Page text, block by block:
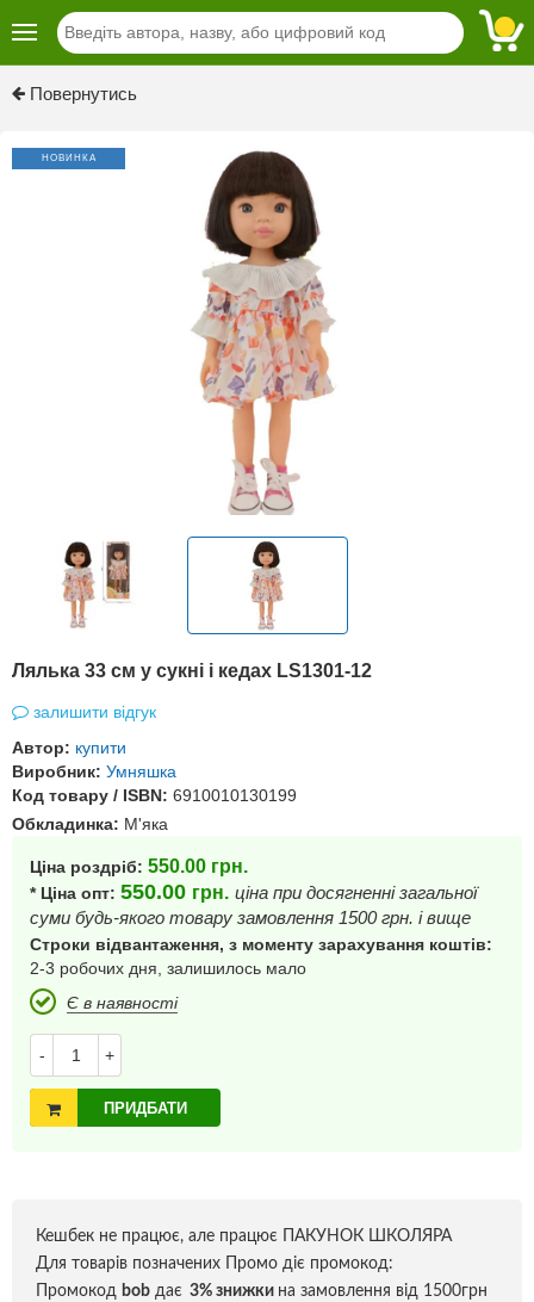
Повернутись
НОВИНКА
Лялька 33 см у сукні і кедах LS1301-12
залишити відгук
Автор: купити
Виробник: Умняшка
Код товару / ISBN: 6910010130199
Обкладинка: М'яка
Ціна роздріб: 550.00 грн.
* Ціна опт: 550.00 грн. ціна при досягненні загальної
суми будь-якого товару замовлення 1500 грн. і вище
Строки відвантаження, з моменту зарахування коштів:
2-3 робочих дня, залишилось мало
Є в наявності
- +
ПРИДБАТИ
Кешбек не працює, але працює ПАКУНОК ШКОЛЯРА
Для товарів позначених Промо діє промокод:
Промокод bob дає 3% знижки на замовлення від 1500грн